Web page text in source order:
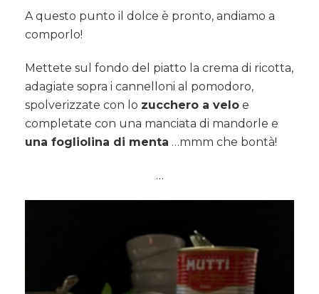
A questo punto il dolce è pronto, andiamo a
comporlo!
Mettete sul fondo del piatto la crema di ricotta,
adagiate sopra i cannelloni al pomodoro,
spolverizzate con lo zucchero a velo e
completate con una manciata di mandorle e
una fogliolina di menta …mmm che bontà!
…